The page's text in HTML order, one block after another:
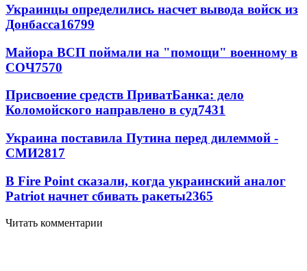
Украинцы определились насчет вывода войск из
Донбасса16799
Майора ВСП поймали на "помощи" военному в
СОЧ7570
Присвоение средств ПриватБанка: дело
Коломойского направлено в суд7431
Украина поставила Путина перед дилеммой -
СМИ2817
В Fire Point сказали, когда украинский аналог
Patriot начнет сбивать ракеты2365
Читать комментарии